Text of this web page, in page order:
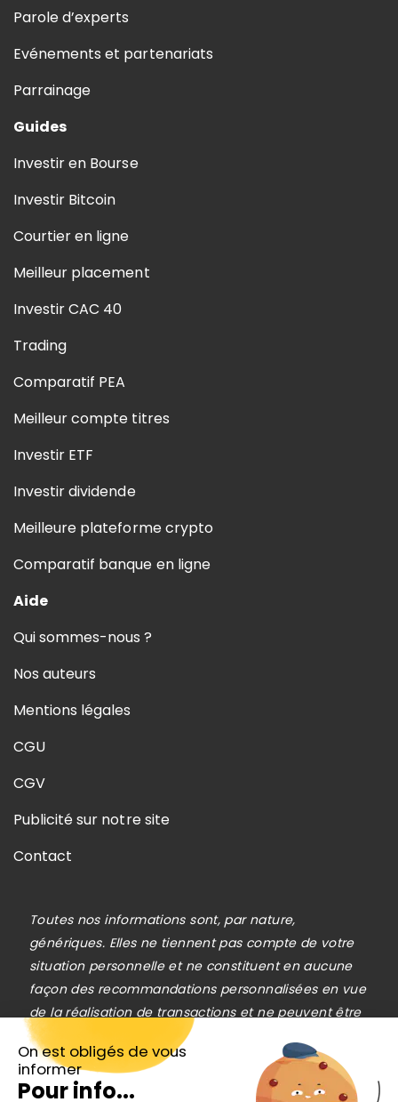
On est obligés de vous
informer
Pour info...
Parole d’experts
Evénements et partenariats
Parrainage
Guides
Investir en Bourse
Investir Bitcoin
Courtier en ligne
Meilleur placement
Investir CAC 40
Trading
Comparatif PEA
Meilleur compte titres
Investir ETF
Investir dividende
Meilleure plateforme crypto
Comparatif banque en ligne
Aide
Qui sommes-nous ?
Nos auteurs
Mentions légales
CGU
CGV
Publicité sur notre site
Contact
Toutes nos informations sont, par nature,
génériques. Elles ne tiennent pas compte de votre
situation personnelle et ne constituent en aucune
façon des recommandations personnalisées en vue
de la réalisation de transactions et ne peuvent être
assimilées à une prestation de conseil en
investissement financier, ni à une incitation
quelconque à acheter ou vendre des instruments